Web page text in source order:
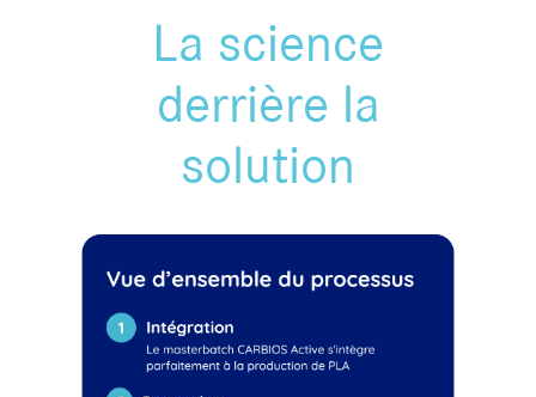
La science
derrière la
solution